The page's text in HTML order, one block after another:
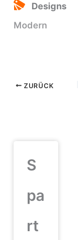
Designs
Modern
ZURÜCK
S
pa
rt